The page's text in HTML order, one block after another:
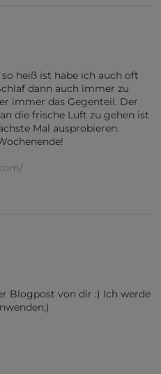
heiß ist habe ich auch oft
dann auch immer zu
immer das Gegenteil. Der
die frische Luft zu gehen ist
Mal ausprobieren.
Blogpost von dir :) Ich werde